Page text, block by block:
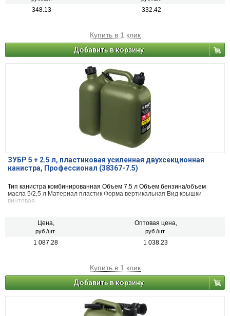
348.13 332.42
Купить в 1 клик
Добавить в корзину
ЗУБР 5 + 2.5 л, пластиковая усиленная двухсекционная
канистра, Профессионал (38367-7.5)
Тип канистра комбинированная Объем 7.5 л Объем бензина/объем
масла 5/2,5 л Материал пластик Форма вертикальная Вид крышки
винтовая
Цена,
руб./шт.
Оптовая цена,
руб./шт.
1 087.28 1 038.23
Купить в 1 клик
Добавить в корзину